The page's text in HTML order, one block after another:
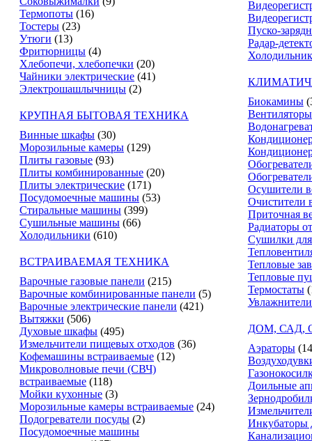
Термопоты (16)
Тостеры (23)
Утюги (13)
Фритюрницы (4)
Хлебопечи, хлебопечки (20)
Чайники электрические (41)
Электрошашлычницы (2)
КРУПНАЯ БЫТОВАЯ ТЕХНИКА
Винные шкафы (30)
Морозильные камеры (129)
Плиты газовые (93)
Плиты комбинированные (20)
Плиты электрические (171)
Посудомоечные машины (53)
Стиральные машины (399)
Сушильные машины (66)
Холодильники (610)
ВСТРАИВАЕМАЯ ТЕХНИКА
Варочные газовые панели (215)
Варочные комбинированные панели (5)
Варочные электрические панели (421)
Вытяжки (506)
Духовые шкафы (495)
Измельчители пищевых отходов (36)
Кофемашины встраиваемые (12)
Микроволновые печи (СВЧ)
встраиваемые (118)
Мойки кухонные (3)
Морозильные камеры встраиваемые (24)
Подогреватели посуды (2)
Посудомоечные машины
Пуско-
Радар-
Биокамины
Вентиляторы
Осушители
Очистители
Приточная
Радиаторы
Сушилки
Тепловые
Тепловые
Термостаты
ДОМ, САД,
Аэраторы
Доильные
Инкубаторы